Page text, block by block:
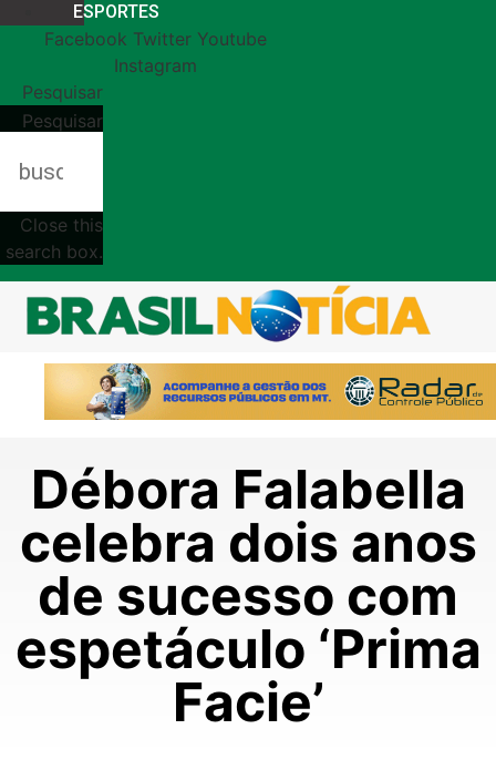
ESPORTES
Facebook Twitter Youtube
Instagram
Pesquisar
Pesquisar
Close this
search box.
Débora Falabella
celebra dois anos
de sucesso com
espetáculo ‘Prima
Facie’